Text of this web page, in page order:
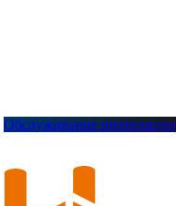
Обслуживание вентиляции